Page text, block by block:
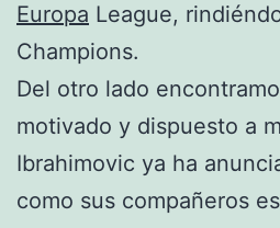
Europa League,
Champions.
Del otro lado
motivado y dispuesto a
Ibrahimovic ya ha
como sus compañeros